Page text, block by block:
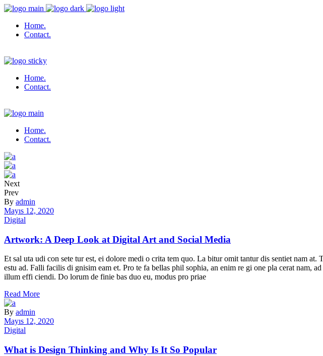
Home.
Contact.
Home.
Contact.
Home.
Contact.
Next
Prev
By admin
Mayıs 12, 2020
Digital
Artwork: A Deep Look at Digital Art and Social Media
Et sal uta udi con sete tur est, ei dolore medi o crita tem quo. La bitur omit tantur dis sentiet nam
estu ad. Falli facilis di gnisim eam et. Pro te fa bellas phil sophia, an enim re gi one pla cerat nam,
illum effi ciendi. Do lorum de finie bas duo eu, modus pro priae
Read More
By admin
Mayıs 12, 2020
Digital
What is Design Thinking and Why Is It So Popular